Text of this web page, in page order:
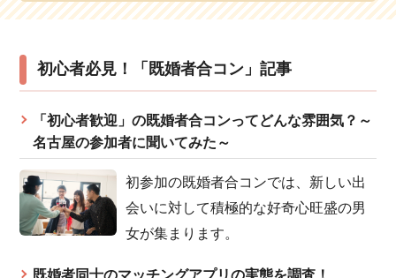
初心者必見！「既婚者合コン」記事
「初心者歓迎」の既婚者合コンってどんな雰囲気？～
名古屋の参加者に聞いてみた～
初参加の既婚者合コンでは、新しい出
会いに対して積極的な好奇心旺盛の男
女が集まります。
既婚者同士のマッチングアプリの実態を調査！